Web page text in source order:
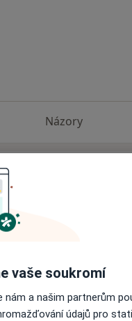
Názory
vaše soukromí
nám a našim partnerům
údajů pro